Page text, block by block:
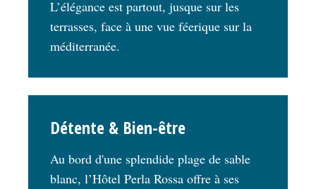
L’élégance est partout, jusque sur les
terrasses, face à une vue féerique sur la
méditerranée.
Détente & Bien-être
Au bord d'une splendide plage de sable
blanc, l’Hôtel Perla Rossa offre à ses